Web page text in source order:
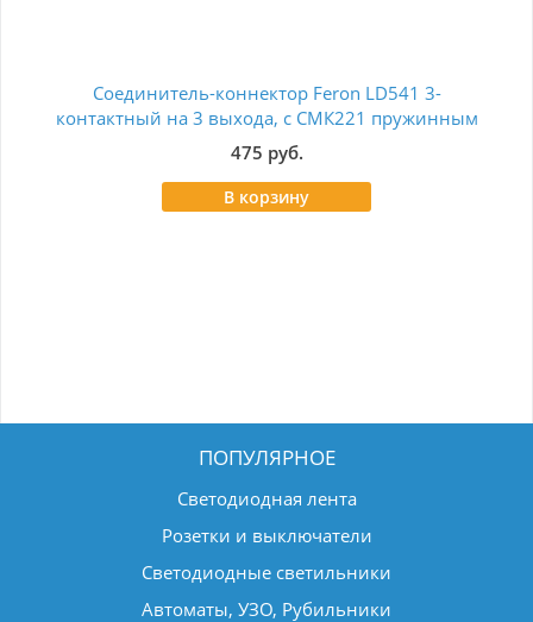
Соединитель-коннектор Feron LD541 3-
контактный на 3 выхода, с СМК221 пружинным
контактом IP68, черный, STEKKER 49194
475 руб.
В корзину
ПОПУЛЯРНОЕ
Светодиодная лента
Розетки и выключатели
Светодиодные светильники
Автоматы, УЗО, Рубильники